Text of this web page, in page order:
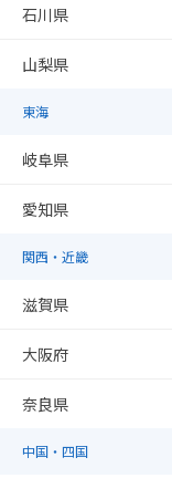
石川県
山梨県
東海
岐阜県
愛知県
関西・近畿
滋賀県
大阪府
奈良県
中国・四国